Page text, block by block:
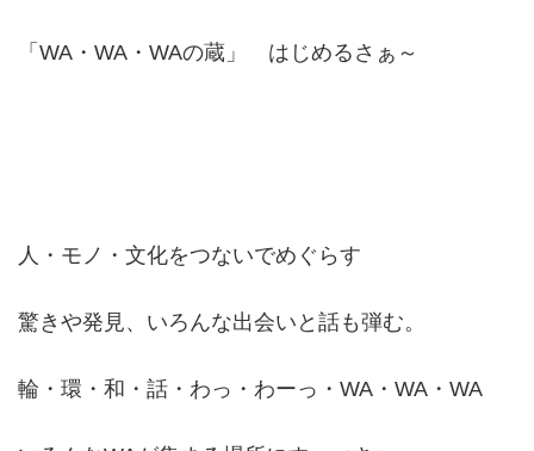
「WA・WA・WAの蔵」 はじめるさぁ～
人・モノ・文化をつないでめぐらす
驚きや発見、いろんな出会いと話も弾む。
輪・環・和・話・わっ・わーっ・WA・WA・WA